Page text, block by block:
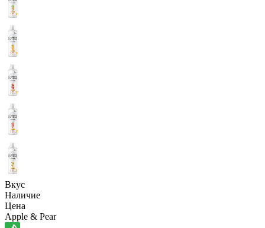
Вкус
Наличие
Цена
Apple & Pear